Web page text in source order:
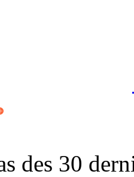
des 30